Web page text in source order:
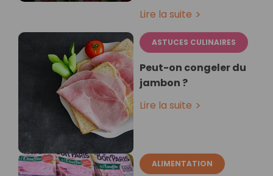
Lire la suite
ASTUCES CULINAIRES
Peut-on congeler du
jambon ?
Lire la suite
ALIMENTATION